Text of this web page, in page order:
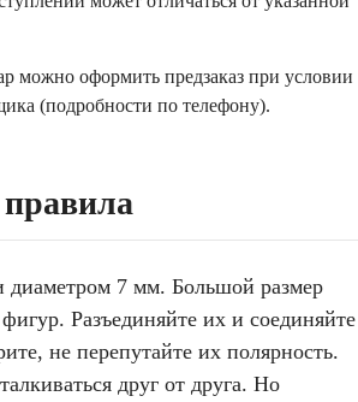
можно оформить предзаказ при условии
(подробности по телефону).
диаметром 7 мм. Большой размер
Разъединяйте их и соединяйте
не перепутайте их полярность.
друг от друга. Но